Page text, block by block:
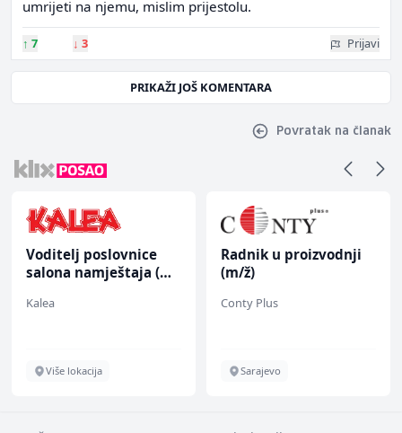
umrijeti na njemu, mislim prijestolu.
↑ 7 ↓ 3 Prijavi
PRIKAŽI JOŠ KOMENTARA
Povratak na članak
Voditelj poslovnice
salona namještaja (m/
Kalea
Više lokacija
Radnik u proizvodnji
(m/ž)
Conty Plus
Sarajevo